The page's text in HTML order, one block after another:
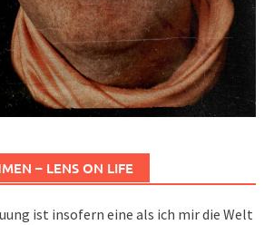
– LENS ON LIFE
ist insofern eine als ich mir die Welt